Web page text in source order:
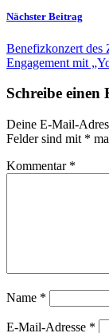
Nächster Beitrag
Benefizkonzert des
Engagement mit
Schreibe einen
Deine E-Mail-
Felder sind mit *
Kommentar *
Name *
E-Mail-Adresse *